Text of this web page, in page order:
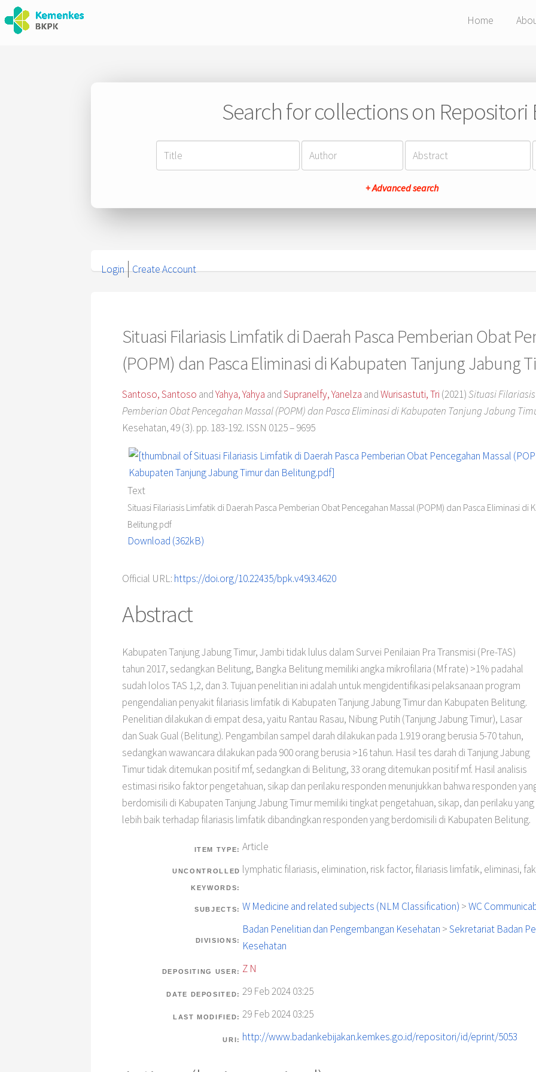
Home
Search for collections on Repositori
+ Advanced search
Login Create Account
Situasi Filariasis Limfatik di Daerah Pasca Pemberian Obat
(POPM) dan Pasca Eliminasi di Kabupaten Tanjung Jabung
Santoso, Santoso andYahya, Yahya andSupranelfy, Yanelza andWurisastuti, Tri (2021)Situasi
Pemberian Obat Pencegahan Massal (POPM) dan Pasca Eliminasi di Kabupaten Tanjung Jabung
Kesehatan, 49 (3). pp. 183-192. ISSN 0125 – 9695
Text
Situasi Filariasis Limfatik di Daerah Pasca Pemberian Obat Pencegahan Massal (POPM) dan Pasca Eliminasi
Belitung.pdf
Download (362kB)
Official URL: https://doi.org/10.22435/bpk.v49i3.4620
Abstract
Kabupaten Tanjung Jabung Timur, Jambi tidak lulus dalam Survei Penilaian Pra Transmisi (Pre-TAS)
tahun 2017, sedangkan Belitung, Bangka Belitung memiliki angka mikrofilaria (Mf rate) >1% padahal
sudah lolos TAS 1,2, dan 3. Tujuan penelitian ini adalah untuk mengidentifikasi pelaksanaan program
pengendalian penyakit filariasis limfatik di Kabupaten Tanjung Jabung Timur dan Kabupaten Belitung.
Penelitian dilakukan di empat desa, yaitu Rantau Rasau, Nibung Putih (Tanjung Jabung Timur), Lasar
dan Suak Gual (Belitung). Pengambilan sampel darah dilakukan pada 1.919 orang berusia 5-70 tahun,
sedangkan wawancara dilakukan pada 900 orang berusia >16 tahun. Hasil tes darah di Tanjung Jabung
Timur tidak ditemukan positif mf, sedangkan di Belitung, 33 orang ditemukan positif mf. Hasil analisis
estimasi risiko faktor pengetahuan, sikap dan perilaku responden menunjukkan bahwa responden
berdomisili di Kabupaten Tanjung Jabung Timur memiliki tingkat pengetahuan, sikap, dan perilaku yang
lebih baik terhadap filariasis limfatik dibandingkan responden yang berdomisili di Kabupaten Belitung.
ITEM TYPE: Article
UNCONTROLLED
KEYWORDS:
lymphatic filariasis, elimination, risk factor, filariasis limfatik, eliminasi,
SUBJECTS: W Medicine and related subjects (NLM Classification) >WC
DIVISIONS:
Badan Penelitian dan Pengembangan Kesehatan >Sekretariat Badan
Kesehatan
DEPOSITING USER: Z N
DATE DEPOSITED: 29 Feb 2024 03:25
LAST MODIFIED: 29 Feb 2024 03:25
URI: http://www.badankebijakan.kemkes.go.id/repositori/id/eprint/5053